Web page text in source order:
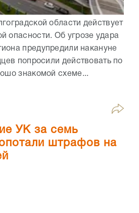
области действует
опасности. Об угрозе удара
предупредили накануне
попросили действовать по
знакомой схеме...
УК за семь
штрафов на